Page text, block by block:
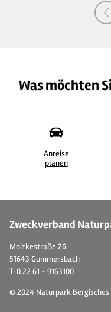
| BLTM Holger Piwowar
Was möchten
Anreise
planen
Zweckverband
Moltkestraße 26
51643 Gummersbach
T: 0 22 61 - 9163100
© 2024 Naturpark Bergisches